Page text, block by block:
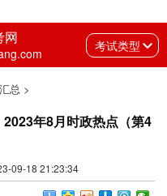
网 考试类型
总 >
年8月时政热点（第4
09-18 21:23:34